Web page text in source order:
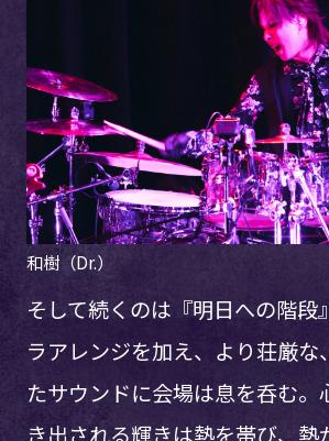
和樹（Dr.）
そして続くのは『明日への階段
ラアレンジを加え、より荘厳な
たサウンドに会場は息を呑む。
き出される輝きは熱を帯び、熱